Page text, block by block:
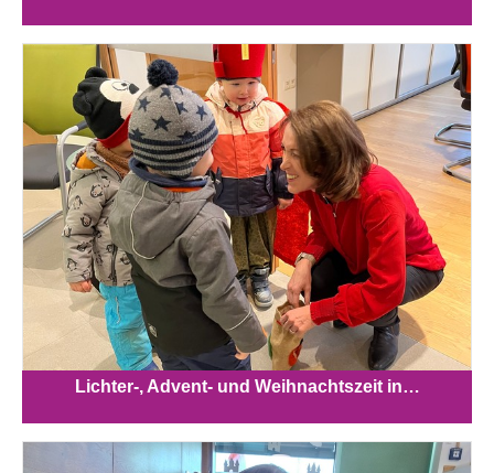
Lichter-, Advent- und Weihnachtszeit in…